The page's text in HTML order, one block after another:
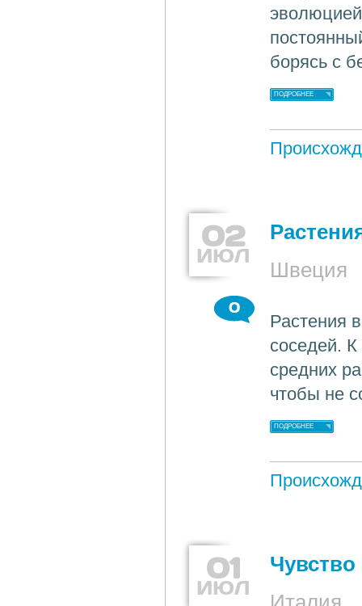
борясь с
ПОДРОБНЕЕ
02
ИЮЛ
Швеция
0
Растения
соседей.
средних
чтобы не
ПОДРОБНЕЕ
01
ИЮЛ